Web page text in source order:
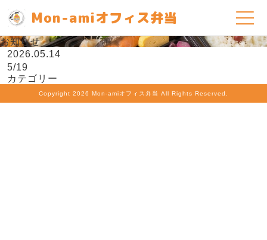
Mon-amiオフィス弁当
お知らせ
2026.05.14
5/19
カテゴリー
Copyright 2026 Mon-amiオフィス弁当 All Rights Reserved.